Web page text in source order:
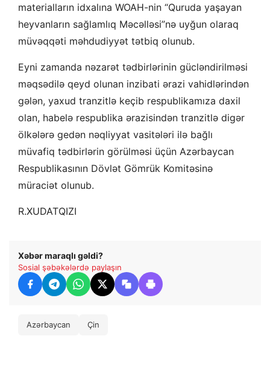
materialların idxalına WOAH-nin “Quruda yaşayan
heyvanların sağlamlıq Məcəlləsi”nə uyğun olaraq
müvəqqəti məhdudiyyət tətbiq olunub.
Eyni zamanda nəzarət tədbirlərinin gücləndirilməsi
məqsədilə qeyd olunan inzibati ərazi vahidlərindən
gələn, yaxud tranzitlə keçib respublikamıza daxil
olan, habelə respublika ərazisindən tranzitlə digər
ölkələrə gedən nəqliyyat vasitələri ilə bağlı
müvafiq tədbirlərin görülməsi üçün Azərbaycan
Respublikasının Dövlət Gömrük Komitəsinə
müraciət olunub.
R.XUDATQIZI
Xəbər maraqlı gəldi?
Sosial şəbəkələrdə paylaşın
Azərbaycan Çin